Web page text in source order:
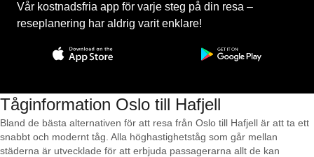
Vår kostnadsfria app för varje steg på din resa –
reseplanering har aldrig varit enklare!
Tåginformation Oslo till Hafjell
Bland de bästa alternativen för att resa från Oslo till Hafjell är att ta ett
snabbt och modernt tåg. Alla höghastighetståg som går mellan
städerna är utvecklade för att erbjuda passagerarna allt de kan